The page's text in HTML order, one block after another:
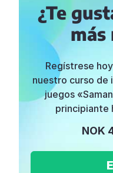
¿Te
más
Regístrese
nuestro curso de
juegos
principiante
NOK